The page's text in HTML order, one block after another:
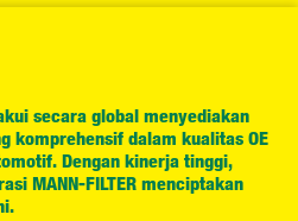
secara global menyediakan
komprehensif dalam kualitas OE
Dengan kinerja tinggi,
MANN-FILTER menciptakan